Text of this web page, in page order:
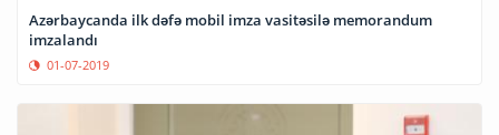
Azərbaycanda ilk dəfə mobil imza vasitəsilə memorandum
imzalandı
01-07-2019